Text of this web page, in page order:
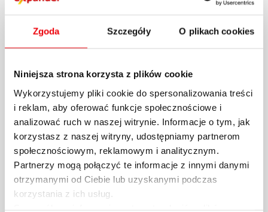
Zgoda Szczegóły O plikach cookies
Niniejsza strona korzysta z plików cookie
Wykorzystujemy pliki cookie do spersonalizowania treści
i reklam, aby oferować funkcje społecznościowe i
analizować ruch w naszej witrynie. Informacje o tym, jak
korzystasz z naszej witryny, udostępniamy partnerom
społecznościowym, reklamowym i analitycznym.
Partnerzy mogą połączyć te informacje z innymi danymi
otrzymanymi od Ciebie lub uzyskanymi podczas
korzystania z ich usług.
Raport Expandera i Rentier.io –
Najem mieszkań, październik i III
kw. 2024 r...